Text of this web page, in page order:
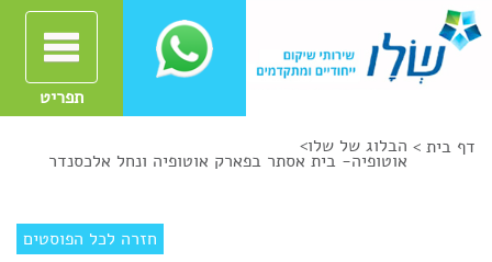
תפריט
דף בית > הבלוג של שלו>
אוטופיה- בית אסתר בפארק אוטופיה ונחל אלכסנדר
חזרה לכל הפוסטים